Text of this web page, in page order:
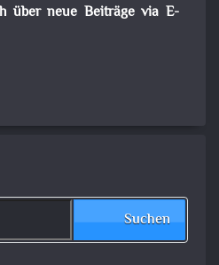
über neue Beiträge via E-
Suchen